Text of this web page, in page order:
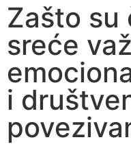
Zašto su
sreće
i